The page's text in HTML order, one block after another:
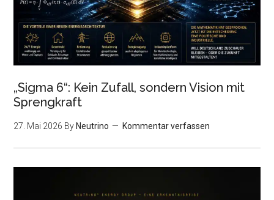
„Sigma 6“: Kein Zufall, sondern Vision mit
Sprengkraft
27. Mai 2026 By Neutrino Kommentar verfassen